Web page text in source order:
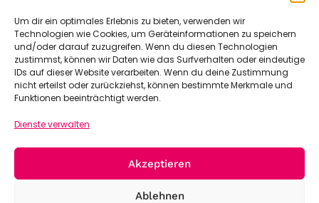
Um dir ein optimales Erlebnis zu bieten, verwenden wir
Technologien wie Cookies, um Geräteinformationen zu speichern
und/oder darauf zuzugreifen. Wenn du diesen Technologien
zustimmst, können wir Daten wie das Surfverhalten oder eindeutige
IDs auf dieser Website verarbeiten. Wenn du deine Zustimmung
nicht erteilst oder zurückziehst, können bestimmte Merkmale und
Funktionen beeinträchtigt werden.
Dienste verwalten
Akzeptieren
Ablehnen